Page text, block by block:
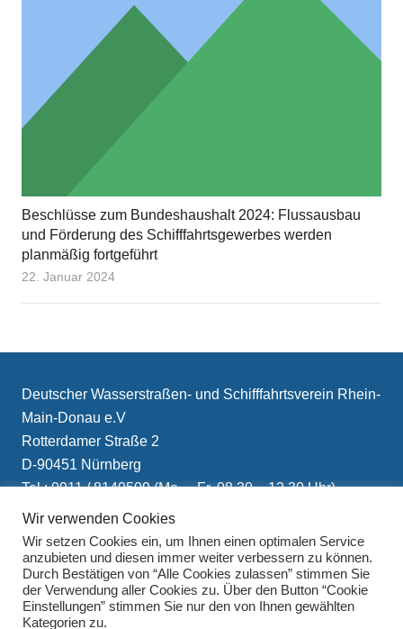
Beschlüsse zum Bundeshaushalt 2024: Flussausbau
und Förderung des Schifffahrtsgewerbes werden
planmäßig fortgeführt
22. Januar 2024
Deutscher Wasserstraßen- und Schifffahrtsverein Rhein-
Main-Donau e.V
Rotterdamer Straße 2
D-90451 Nürnberg
Tel.: 0911 / 8149509 (Mo. – Fr. 08.30 – 12.30 Uhr)
E-Mail: info(at)schifffahrtsverein.de
Wir verwenden Cookies
Wir setzen Cookies ein, um Ihnen einen optimalen Service
anzubieten und diesen immer weiter verbessern zu können.
Durch Bestätigen von “Alle Cookies zulassen” stimmen Sie
der Verwendung aller Cookies zu. Über den Button “Cookie
Einstellungen” stimmen Sie nur den von Ihnen gewählten
Kategorien zu.